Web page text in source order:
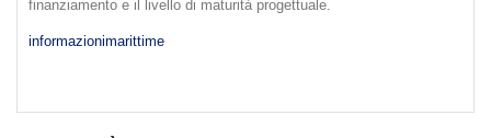
finanziamento e il livello di maturità progettuale.
informazionimarittime